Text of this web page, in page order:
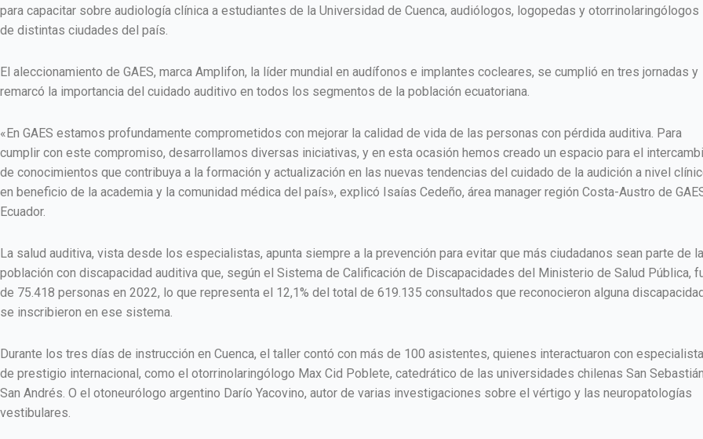
para capacitar sobre audiología clínica a estudiantes de la Universidad de Cuenca, audiólogos, logopedas y otorrinolaringólogos
de distintas ciudades del país.
El aleccionamiento de GAES, marca Amplifon, la líder mundial en audífonos e implantes cocleares, se cumplió en tres jornadas y
remarcó la importancia del cuidado auditivo en todos los segmentos de la población ecuatoriana.
«En GAES estamos profundamente comprometidos con mejorar la calidad de vida de las personas con pérdida auditiva. Para
cumplir con este compromiso, desarrollamos diversas iniciativas, y en esta ocasión hemos creado un espacio para el
de conocimientos que contribuya a la formación y actualización en las nuevas tendencias del cuidado de la audición a nivel
en beneficio de la academia y la comunidad médica del país», explicó Isaías Cedeño, área manager región Costa-Austro de
Ecuador.
La salud auditiva, vista desde los especialistas, apunta siempre a la prevención para evitar que más ciudadanos sean parte de la
población con discapacidad auditiva que, según el Sistema de Calificación de Discapacidades del Ministerio de Salud Pública,
de 75.418 personas en 2022, lo que representa el 12,1% del total de 619.135 consultados que reconocieron alguna
se inscribieron en ese sistema.
Durante los tres días de instrucción en Cuenca, el taller contó con más de 100 asistentes, quienes interactuaron con
de prestigio internacional, como el otorrinolaringólogo Max Cid Poblete, catedrático de las universidades chilenas San
San Andrés. O el otoneurólogo argentino Darío Yacovino, autor de varias investigaciones sobre el vértigo y las neuropatologías
vestibulares.